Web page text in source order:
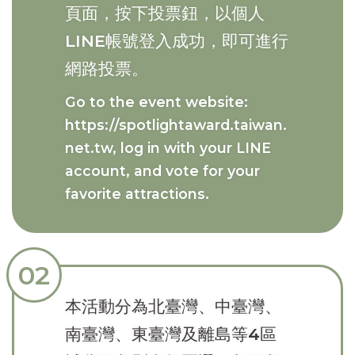
頁面，按下投票鈕，以個人
LINE帳號登入成功，即可進行
網路投票。
Go to the event website:
https://spotlightaward.taiwan.
net.tw, log in with your LINE
account, and vote for your
favorite attractions.
02
本活動分為北臺灣、中臺灣、
南臺灣、東臺灣及離島等4區